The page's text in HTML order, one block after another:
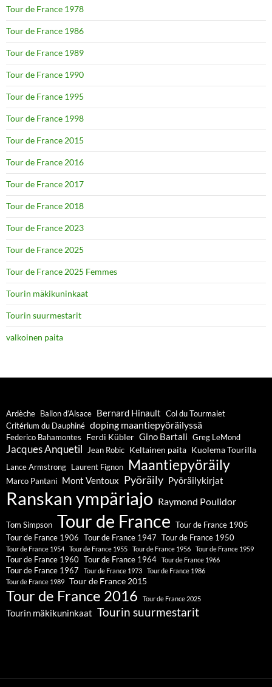
Tour de France 1978
Tour de France 1986
Tour de France 1989
Tour de France 1990
Tour de France 1995
Tour de France 1998
Tour de France 2015
Tour de France 2016
Tour de France 2017
Tour de France 2018
Tour de France 2023
Tour de France 2025
Tour de France 2025 Femmes
Tourin mäkikuninkaat
Tourin suurmestarit
valkoinen paita
Ardèche Ballon d’Alsace Bernard Hinault Col du Tourmalet
Critérium du Dauphiné doping maantiepyöräilyssä
Federico Bahamontes Ferdi Kübler Gino Bartali Greg LeMond
Jacques Anquetil Jean Robic Keltainen paita Kuolema Tourilla
Lance Armstrong Laurent Fignon Maantiepyöräily
Marco Pantani Mont Ventoux Pyöräily Pyöräilykirjat
Ranskan ympäriajo Raymond Poulidor
Tom Simpson Tour de France Tour de France 1905
Tour de France 1906 Tour de France 1947 Tour de France 1950
Tour de France 1954 Tour de France 1955 Tour de France 1956 Tour de France 1959
Tour de France 1960 Tour de France 1964 Tour de France 1966
Tour de France 1967 Tour de France 1973
Tour de France 1986
Tour de France 1989
Tour de France 2015
Tour de France 2016 Tour de France 2025
Tourin mäkikuninkaat Tourin suurmestarit